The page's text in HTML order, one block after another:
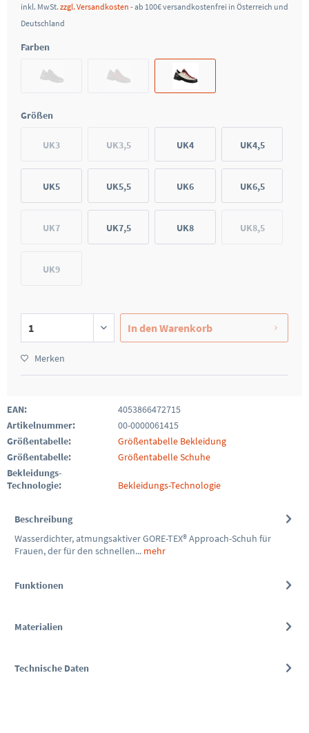
inkl. MwSt. zzgl. Versandkosten - ab 100€ versandkostenfrei in Österreich und
Deutschland
Farben
Größen
UK3 UK3,5 UK4 UK4,5
UK5 UK5,5 UK6 UK6,5
UK7 UK7,5 UK8 UK8,5
UK9
In den Warenkorb
Merken
EAN:
4053866472715
Artikelnummer:
00-0000061415
Größentabelle:
Größentabelle Bekleidung
Größentabelle:
Größentabelle Schuhe
Bekleidungs-
Technologie:
Bekleidungs-Technologie
Beschreibung
Wasserdichter, atmungsaktiver GORE-TEX® Approach-Schuh für
Frauen, der für den schnellen... mehr
Funktionen
Materialien
Technische Daten